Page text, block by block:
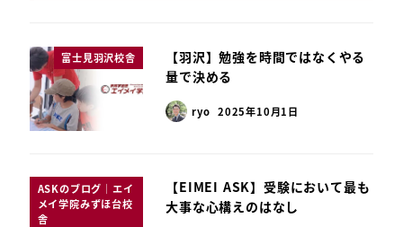
富士見羽沢校舎
【羽沢】勉強を時間ではなくやる
量で決める
ryo 2025年10月1日
ASKのブログ｜エイ
メイ学院みずほ台校
舎
【EIMEI ASK】受験において最も
大事な心構えのはなし